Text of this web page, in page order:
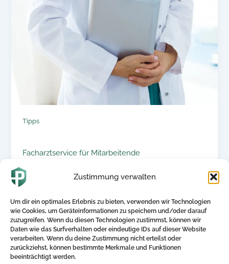
Zustimmung verwalten
Um dir ein optimales Erlebnis zu bieten, verwenden wir Technologien
wie Cookies, um Geräteinformationen zu speichern und/oder darauf
zuzugreifen. Wenn du diesen Technologien zustimmst, können wir
Daten wie das Surfverhalten oder eindeutige IDs auf dieser Website
verarbeiten. Wenn du deine Zustimmung nicht erteilst oder
zurückziehst, können bestimmte Merkmale und Funktionen
beeinträchtigt werden.
Tipps
Facharztservice für Mitarbeitende
30. Juni 2025
der heutigen Arbeitswelt ist die Gesundheit der
Mitarbeitenden ein entscheidender Faktor für
den Erfolg eines […]